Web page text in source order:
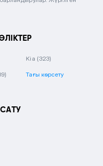
Kia (323)
Тағы көрсету